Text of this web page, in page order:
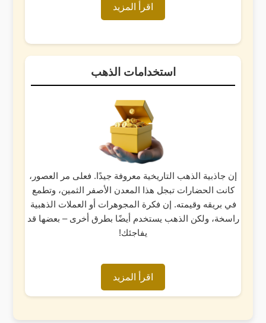
اقرأ المزيد
استخدامات الذهب
إن جاذبية الذهب التاريخية معروفة جيدًا. فعلى مر العصور،
كانت الحضارات تبجل هذا المعدن الأصفر الثمين، وتطمع
في بريقه وقيمته. إن فكرة المجوهرات أو العملات الذهبية
راسخة، ولكن الذهب يستخدم أيضًا بطرق أخرى – بعضها قد
يفاجئك!
اقرأ المزيد